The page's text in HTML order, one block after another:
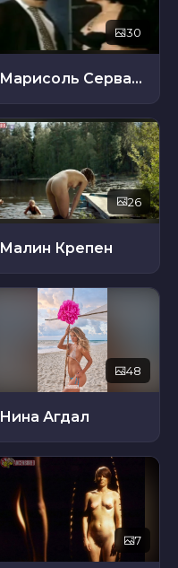
30
Марисоль Сервантес
26
Малин Крепен
48
Нина Агдал
7